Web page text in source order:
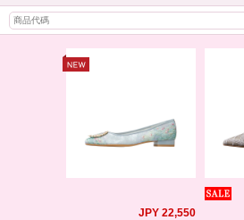
JPY 22,550